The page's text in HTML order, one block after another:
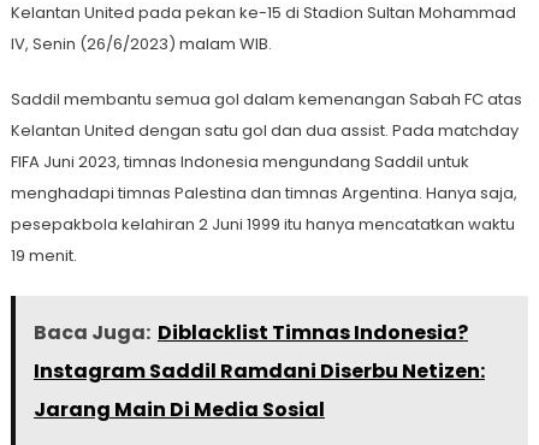
Kelantan United pada pekan ke-15 di Stadion Sultan Mohammad
IV, Senin (26/6/2023) malam WIB.
Saddil membantu semua gol dalam kemenangan Sabah FC atas
Kelantan United dengan satu gol dan dua assist. Pada matchday
FIFA Juni 2023, timnas Indonesia mengundang Saddil untuk
menghadapi timnas Palestina dan timnas Argentina. Hanya saja,
pesepakbola kelahiran 2 Juni 1999 itu hanya mencatatkan waktu
19 menit.
Baca Juga: Diblacklist Timnas Indonesia?
Instagram Saddil Ramdani Diserbu Netizen:
Jarang Main Di Media Sosial